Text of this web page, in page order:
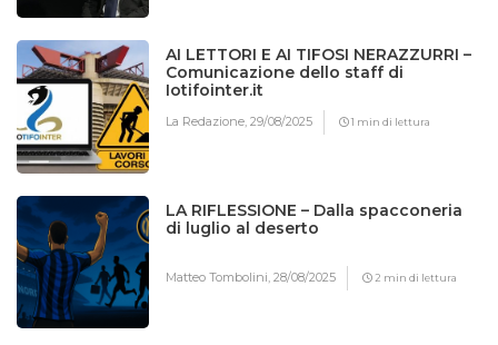
AI LETTORI E AI TIFOSI NERAZZURRI –
Comunicazione dello staff di
Iotifointer.it
La Redazione,29/08/2025 1 min di lettura
LA RIFLESSIONE – Dalla spacconeria
di luglio al deserto
Matteo Tombolini,28/08/2025 2 min di lettura